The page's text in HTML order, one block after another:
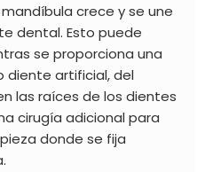
crece y se une
dental. Esto puede
se proporciona una
diente artificial, del
las raíces de los dientes
cirugía adicional para
donde se fija